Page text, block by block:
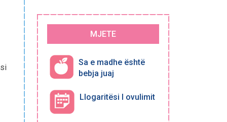
MJETE
Sa e madhe është
bebja juaj
Llogaritësi I ovulimit